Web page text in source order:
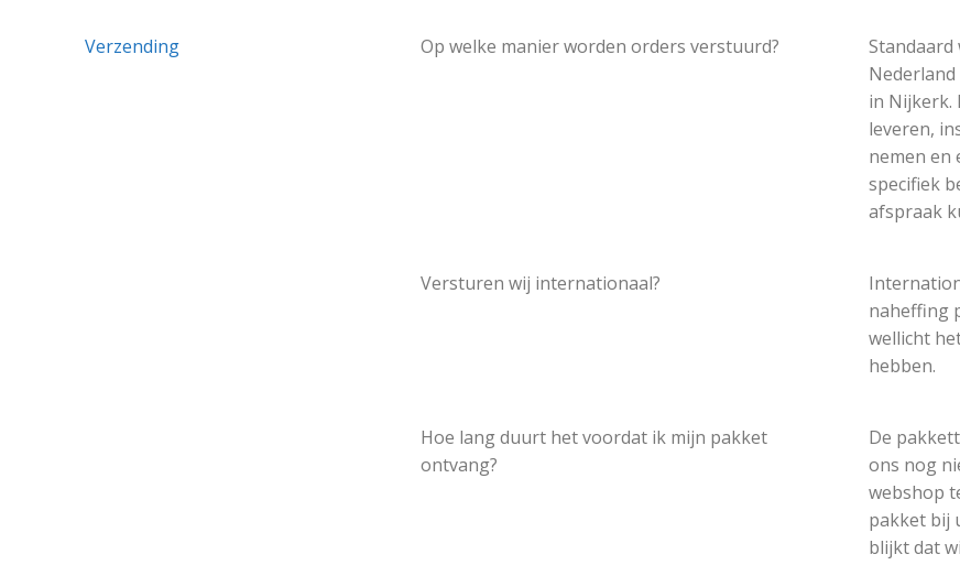
Verzending Op welke manier worden orders verstuurd?
in Nijkerk.
leveren,
nemen en
specifiek
afspraak
Versturen wij internationaal?
naheffing
wellicht
hebben.
Hoe lang duurt het voordat ik mijn pakket
ontvang?
De
ons nog
webshop
pakket bij
blijkt dat